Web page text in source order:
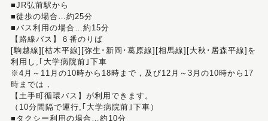
■JR弘前駅から
■徒歩の場合…約25分
■バス利用の場合…約15分
【路線バス】６番のりば
[駒越線][枯木平線][弥生･新岡･葛原線][相馬線][大秋･居森平線]を
利用し,｢大学病院前｣下車
※4月～11月の10時から18時まで，及び12月～3月の10時から17
時までは，
【土手町循環バス】が利用できます。
（10分間隔で運行,｢大学病院前｣下車）
■タクシー利用の場合…約10分